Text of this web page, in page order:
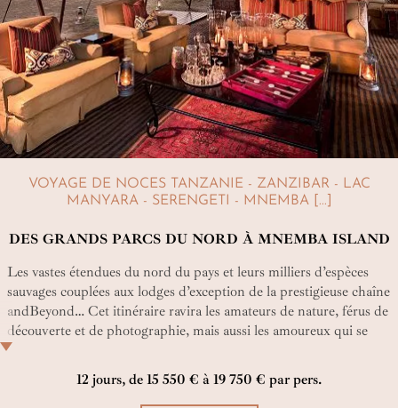
VOYAGE DE NOCES TANZANIE - ZANZIBAR - LAC
MANYARA - SERENGETI - MNEMBA [...]
DES GRANDS PARCS DU NORD À MNEMBA ISLAND
Les vastes étendues du nord du pays et leurs milliers d’espèces
sauvages couplées aux lodges d’exception de la prestigieuse chaîne
andBeyond… Cet itinéraire ravira les amateurs de nature, férus de
découverte et de photographie, mais aussi les amoureux qui se
réjouiront en outre de clore ce safari de luxe en Tanzanie sur les
romantiques plages de Zanzibar ! Un circuit parfait pour une lune
12 jours, de 15 550 € à 19 750 € par pers.